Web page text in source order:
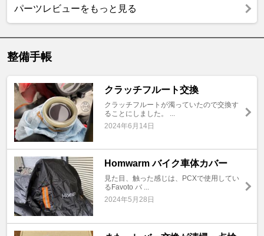
パーツレビューをもっと見る
整備手帳
クラッチフルート交換
クラッチフルートが濁っていたので交換す
ることにしました。 ...
2024年6月14日
Homwarm バイク車体カバー
見た目、触った感じは、PCXで使用してい
るFavoto バ ...
2024年5月28日